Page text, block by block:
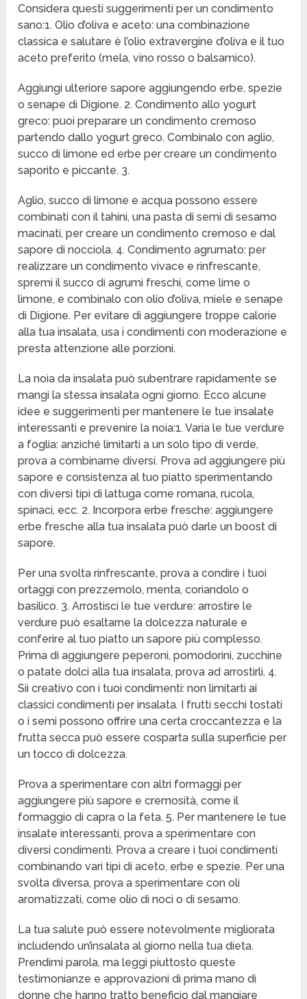
Considera questi suggerimenti per un condimento
sano:1. Olio d’oliva e aceto: una combinazione
classica e salutare è l’olio extravergine d’oliva e il tuo
aceto preferito (mela, vino rosso o balsamico).
Aggiungi ulteriore sapore aggiungendo erbe, spezie
o senape di Digione. 2. Condimento allo yogurt
greco: puoi preparare un condimento cremoso
partendo dallo yogurt greco. Combinalo con aglio,
succo di limone ed erbe per creare un condimento
saporito e piccante. 3.
Aglio, succo di limone e acqua possono essere
combinati con il tahini, una pasta di semi di sesamo
macinati, per creare un condimento cremoso e dal
sapore di nocciola. 4. Condimento agrumato: per
realizzare un condimento vivace e rinfrescante,
spremi il succo di agrumi freschi, come lime o
limone, e combinalo con olio d’oliva, miele e senape
di Digione. Per evitare di aggiungere troppe calorie
alla tua insalata, usa i condimenti con moderazione e
presta attenzione alle porzioni.
La noia da insalata può subentrare rapidamente se
mangi la stessa insalata ogni giorno. Ecco alcune
idee e suggerimenti per mantenere le tue insalate
interessanti e prevenire la noia:1. Varia le tue verdure
a foglia: anziché limitarti a un solo tipo di verde,
prova a combinarne diversi. Prova ad aggiungere più
sapore e consistenza al tuo piatto sperimentando
con diversi tipi di lattuga come romana, rucola,
spinaci, ecc. 2. Incorpora erbe fresche: aggiungere
erbe fresche alla tua insalata può darle un boost di
sapore.
Per una svolta rinfrescante, prova a condire i tuoi
ortaggi con prezzemolo, menta, coriandolo o
basilico. 3. Arrostisci le tue verdure: arrostire le
verdure può esaltarne la dolcezza naturale e
conferire al tuo piatto un sapore più complesso.
Prima di aggiungere peperoni, pomodorini, zucchine
o patate dolci alla tua insalata, prova ad arrostirli. 4.
Sii creativo con i tuoi condimenti: non limitarti ai
classici condimenti per insalata. I frutti secchi tostati
o i semi possono offrire una certa croccantezza e la
frutta secca può essere cosparta sulla superficie per
un tocco di dolcezza.
Prova a sperimentare con altri formaggi per
aggiungere più sapore e cremosità, come il
formaggio di capra o la feta. 5. Per mantenere le tue
insalate interessanti, prova a sperimentare con
diversi condimenti. Prova a creare i tuoi condimenti
combinando vari tipi di aceto, erbe e spezie. Per una
svolta diversa, prova a sperimentare con oli
aromatizzati, come olio di noci o di sesamo.
La tua salute può essere notevolmente migliorata
includendo un’insalata al giorno nella tua dieta.
Prendimi parola, ma leggi piuttosto queste
testimonianze e approvazioni di prima mano di
donne che hanno tratto beneficio dal mangiare